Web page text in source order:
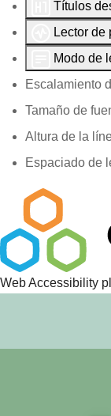
Títulos
Lector de
Modo de
Escalamiento
Tamaño de
Altura de la
Espaciado de
Web Accessibility